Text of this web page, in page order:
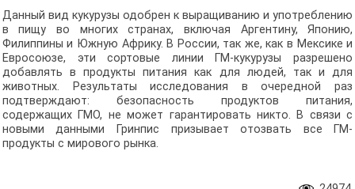
Данный вид кукурузы одобрен к выращиванию и употреблению
в пищу во многих странах, включая Аргентину, Японию,
Филиппины и Южную Африку. В России, так же, как в Мексике и
Евросоюзе, эти сортовые линии ГМ-кукурузы разрешено
добавлять в продукты питания как для людей, так и для
животных. Результаты исследования в очередной раз
подтверждают: безопасность продуктов питания,
содержащих ГМО, не может гарантировать никто. В связи с
новыми данными Гринпис призывает отозвать все ГМ-
продукты с мирового рынка.